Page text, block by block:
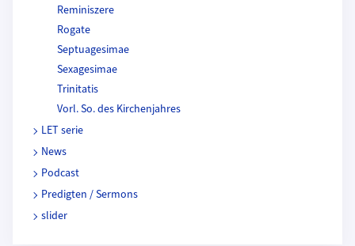
Reminiszere
Rogate
Septuagesimae
Sexagesimae
Trinitatis
Vorl. So. des Kirchenjahres
LET serie
News
Podcast
Predigten / Sermons
slider